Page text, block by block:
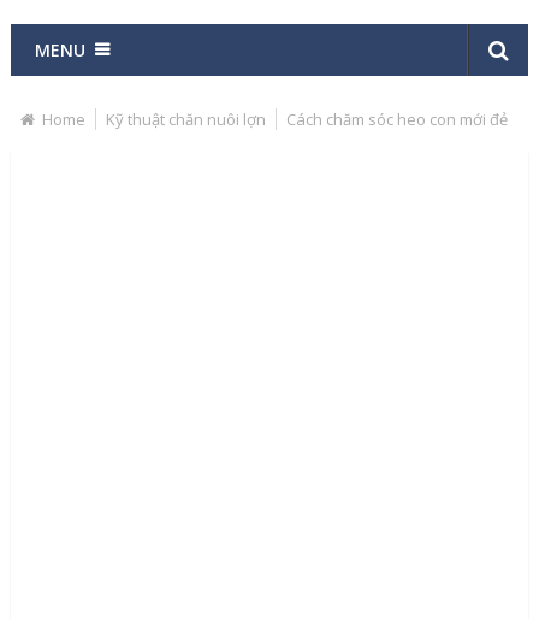
MENU
Home Kỹ thuật chăn nuôi lợn Cách chăm sóc heo con mới đẻ